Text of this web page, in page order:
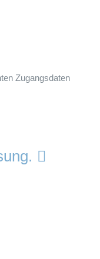
Zugangsdaten